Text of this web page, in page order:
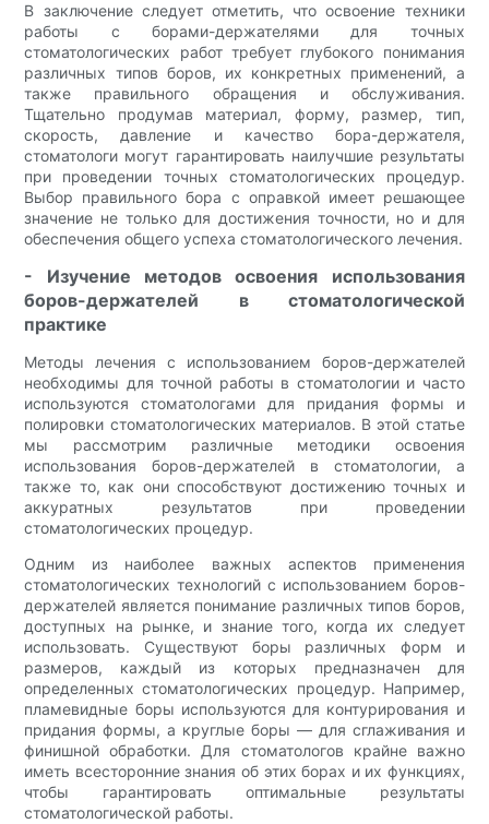
В заключение следует отметить, что освоение техники
работы с борами-держателями для точных
стоматологических работ требует глубокого понимания
различных типов боров, их конкретных применений, а
также правильного обращения и обслуживания.
Тщательно продумав материал, форму, размер, тип,
скорость, давление и качество бора-держателя,
стоматологи могут гарантировать наилучшие результаты
при проведении точных стоматологических процедур.
Выбор правильного бора с оправкой имеет решающее
значение не только для достижения точности, но и для
обеспечения общего успеха стоматологического лечения.
- Изучение методов освоения использования
боров-держателей в стоматологической
практике
Методы лечения с использованием боров-держателей
необходимы для точной работы в стоматологии и часто
используются стоматологами для придания формы и
полировки стоматологических материалов. В этой статье
мы рассмотрим различные методики освоения
использования боров-держателей в стоматологии, а
также то, как они способствуют достижению точных и
аккуратных результатов при проведении
стоматологических процедур.
Одним из наиболее важных аспектов применения
стоматологических технологий с использованием боров-
держателей является понимание различных типов боров,
доступных на рынке, и знание того, когда их следует
использовать. Существуют боры различных форм и
размеров, каждый из которых предназначен для
определенных стоматологических процедур. Например,
пламевидные боры используются для контурирования и
придания формы, а круглые боры — для сглаживания и
финишной обработки. Для стоматологов крайне важно
иметь всесторонние знания об этих борах и их функциях,
чтобы гарантировать оптимальные результаты
стоматологической работы.